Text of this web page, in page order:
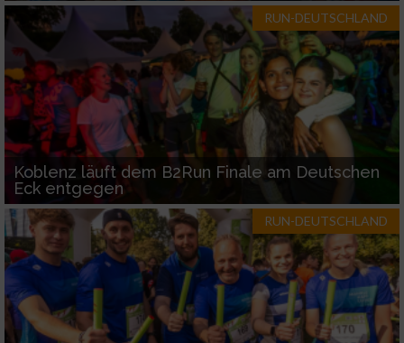
RUN-DEUTSCHLAND
Koblenz läuft dem B2Run Finale am Deutschen
Eck entgegen
RUN-DEUTSCHLAND